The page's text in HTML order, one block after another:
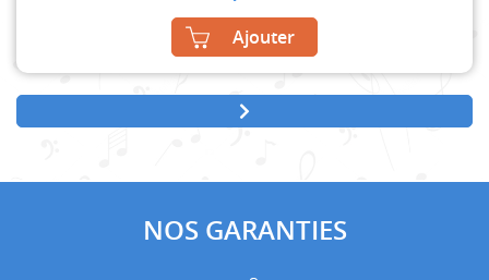
Ajouter
NOS GARANTIES